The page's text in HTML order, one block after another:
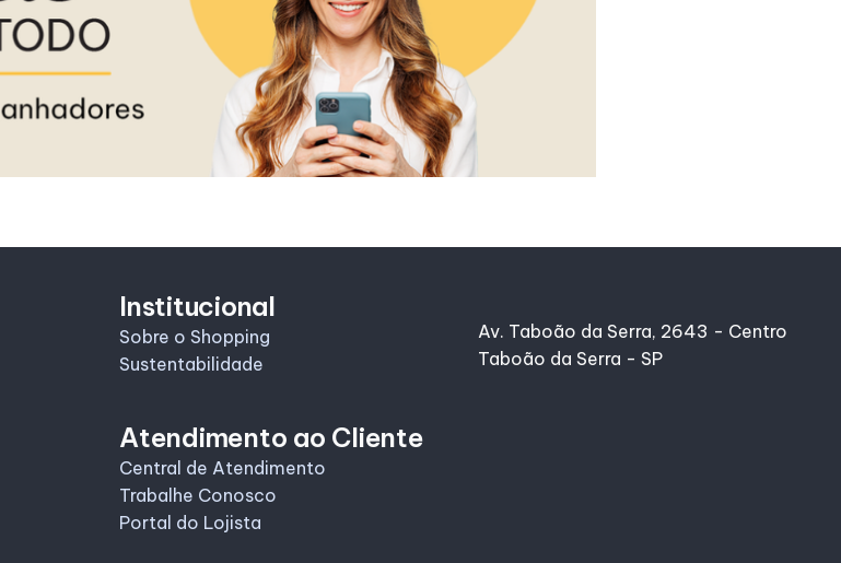
Institucional
Sobre o Shopping
Sustentabilidade
Atendimento ao Cliente
Central de Atendimento
Trabalhe Conosco
Portal do Lojista
Av. Taboão da Serra, 2643 - Centro
Taboão da Serra - SP